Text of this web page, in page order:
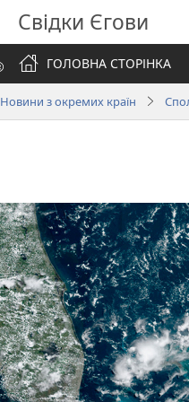
Свідки Єгови
ГОЛОВНА СТОРІНКА
Новини з окремих країн